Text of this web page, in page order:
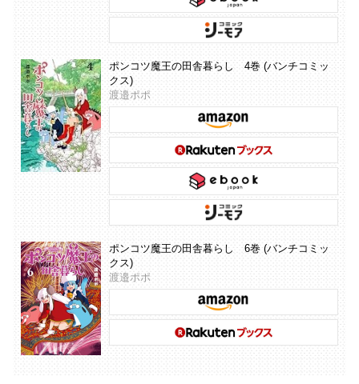
ポンコツ魔王の田舎暮らし 4巻 (バンチコミッ
クス)
渡邉ポポ
ポンコツ魔王の田舎暮らし 6巻 (バンチコミッ
クス)
渡邉ポポ